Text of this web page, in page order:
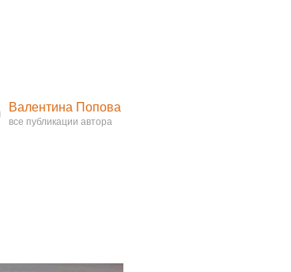
Валентина Попова